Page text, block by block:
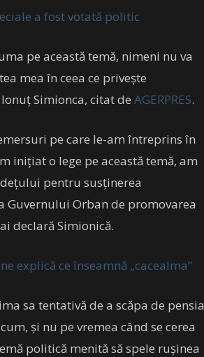
a fost votată politic
pe această temă, nimeni nu va
mea în ceea ce priveşte
Simionca, citat de AGERPRES.
pe care le-am întreprins în
iniţiat o lege pe această temă, am
pentru susţinerea
Orban de promovarea
declară Simionică.
explică ce înseamnă „cacealma”
sa tentativă de a scăpa de pensia
și nu pe vremea când se cerea
politică menită să spele rușinea